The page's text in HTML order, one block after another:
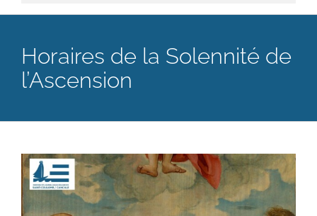
La paroisse
Servir et aimer
Adultes, jeunes et famille
Horaires de la Solennité de
l’Ascension
Voir
l'image